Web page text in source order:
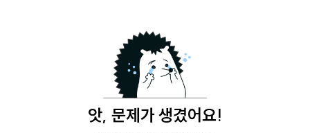
앗, 문제가 생겼어요!